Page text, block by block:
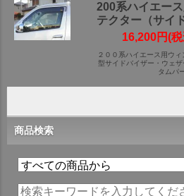
200系ハイエー
テクター（サイ
16,200円(
２００系ハイエース用ウ
型サイドバイザー・ウェ
タムパ
商品検索